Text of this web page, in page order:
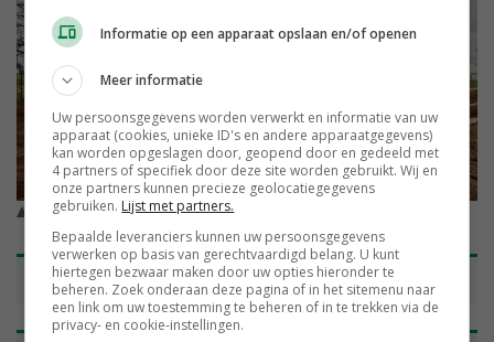
Ralph Rijsenbil legt gedraineerde paden aan. © Guus Queisen
Centrale ligging paardengemeente
Informatie op een apparaat opslaan en/of openen
Meer informatie
Uw persoonsgegevens worden verwerkt en informatie van uw
apparaat (cookies, unieke ID's en andere apparaatgegevens)
kan worden opgeslagen door, geopend door en gedeeld met
4 partners of specifiek door deze site worden gebruikt. Wij en
onze partners kunnen precieze geolocatiegegevens
gebruiken. Lijst met partners.
Bepaalde leveranciers kunnen uw persoonsgegevens
verwerken op basis van gerechtvaardigd belang. U kunt
hiertegen bezwaar maken door uw opties hieronder te
beheren. Zoek onderaan deze pagina of in het sitemenu naar
een link om uw toestemming te beheren of in te trekken via de
privacy- en cookie-instellingen.